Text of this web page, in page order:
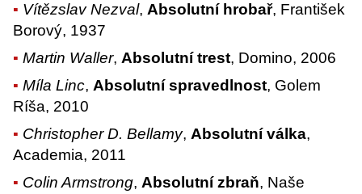
Vítězslav Nezval,Absolutní hrobař, František
Borový, 1937
Martin Waller,Absolutní trest, Domino, 2006
Míla Linc,Absolutní spravedlnost, Golem
Ríša, 2010
Christopher D. Bellamy,Absolutní válka,
Academia, 2011
Colin Armstrong,Absolutní zbraň, Naše